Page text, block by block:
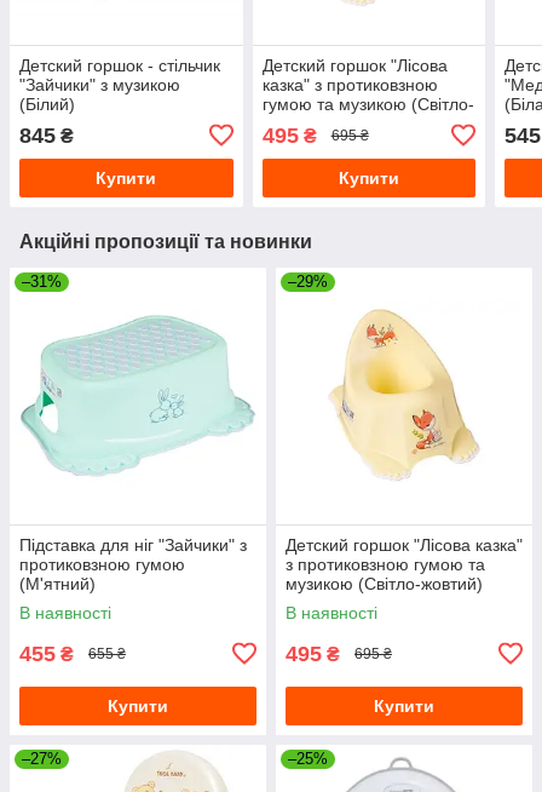
Детский горшок - стільчик
"Зайчики" з музикою
(Білий)
845 ₴
Купити
Детский горшок "Лісова
казка" з протиковзною
гумою та музикою (Світло-
495₴ 695 ₴
Купити
545
Акційні пропозиції та новинки
–31%
Підставка для ніг "Зайчики" з
протиковзною гумою
(М'ятний)
В наявності
455 ₴ 655 ₴
Купити
–29%
Детский горшок "Лісова казка"
з протиковзною гумою та
музикою (Світло-жовтий)
В наявності
495 ₴ 695 ₴
Купити
–27% –25%